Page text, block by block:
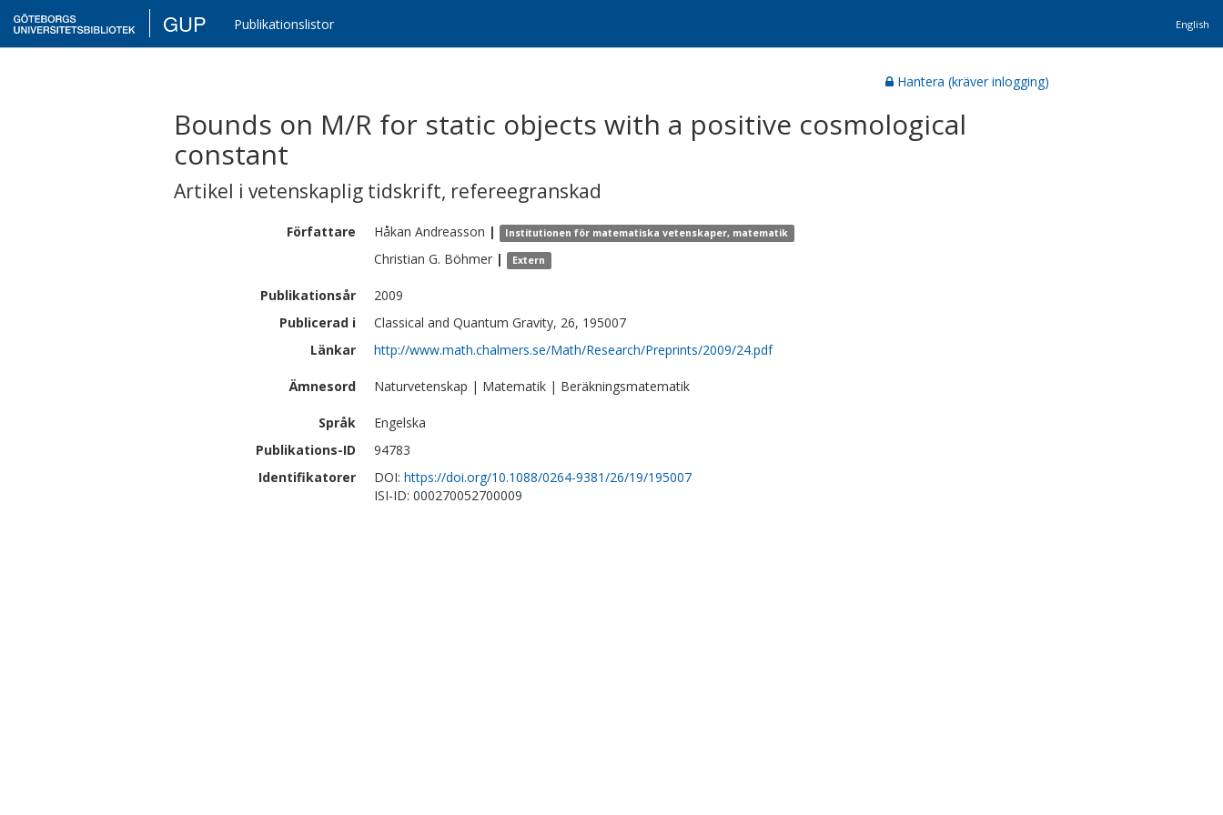
GUP Publikationslistor English
Hantera (kräver inlogging)
Bounds on M/R for static objects with a positive cosmological
constant
Artikel i vetenskaplig tidskrift, refereegranskad
Författare Håkan Andreasson | Institutionen för matematiska vetenskaper, matematik
Christian G. Böhmer | Extern
Publikationsår
2009
Publicerad i
Classical and Quantum Gravity, 26, 195007
Länkar
http://www.math.chalmers.se/Math/Research/Preprints/2009/24.pdf
Ämnesord Naturvetenskap | Matematik | Beräkningsmatematik
Språk
Engelska
Publikations-ID
94783
Identifikatorer
DOI: https://doi.org/10.1088/0264-9381/26/19/195007
ISI-ID: 000270052700009